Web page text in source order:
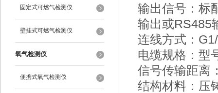
固定式可燃气检测仪
壁挂式可燃气检测仪
氧气检测仪
便携式氧气检测仪
输出信号：标
输出或RS485
连线方式：
电缆规格：型
信号传输距离
结构材料：压